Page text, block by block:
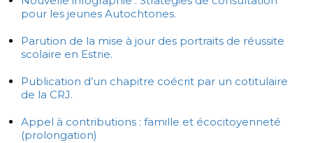
pour les jeunes Autochtones.
Parution de la mise à jour des portraits de réussite
scolaire en Estrie.
Publication d’un chapitre coécrit par un cotitulaire
de la CRJ.
Appel à contributions : famille et écocitoyenneté
(prolongation)